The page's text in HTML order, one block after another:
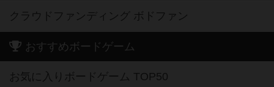
クラウドファンディング ボドファン
おすすめボードゲーム
お気に入りボードゲーム TOP50